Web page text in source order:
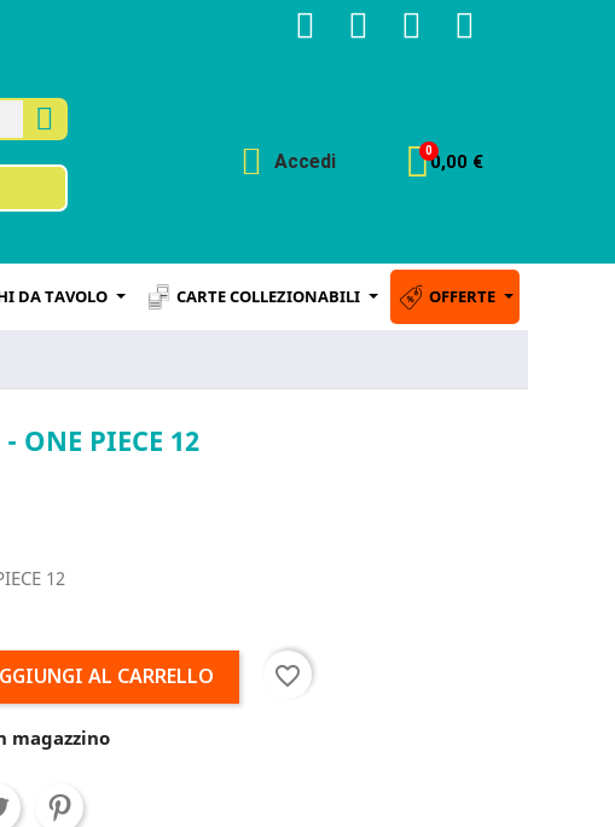
Accedi 0,00 €
DA TAVOLO CARTE COLLEZIONABILI OFFERTE
ONE PIECE 12
12
AL CARRELLO favorite_border
magazzino